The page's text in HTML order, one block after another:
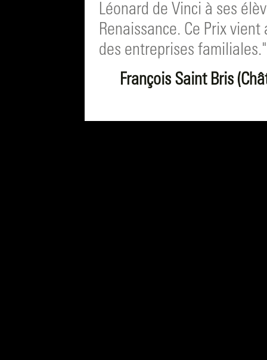
Léonard de Vinci à ses
Renaissance. Ce Prix
des entreprises familiales."
François Saint Bris